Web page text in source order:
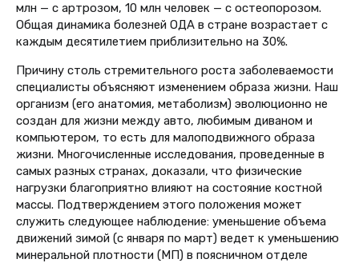
млн — с артрозом, 10 млн человек — с остеопорозом.
Общая динамика болезней ОДА в стране возрастает с
каждым десятилетием приблизительно на 30%.
Причину столь стремительного роста заболеваемости
специалисты объясняют изменением образа жизни. Наш
организм (его анатомия, метаболизм) эволюционно не
создан для жизни между авто, любимым диваном и
компьютером, то есть для малоподвижного образа
жизни. Многочисленные исследования, проведенные в
самых разных странах, доказали, что физические
нагрузки благоприятно влияют на состояние костной
массы. Подтверждением этого положения может
служить следующее наблюдение: уменьшение объема
движений зимой (с января по март) ведет к уменьшению
минеральной плотности (МП) в поясничном отделе